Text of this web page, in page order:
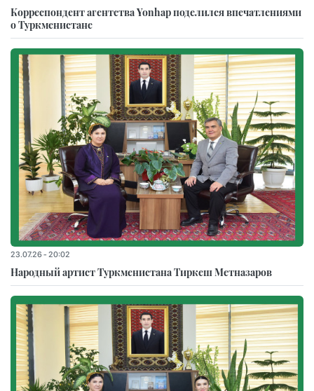
Корреспондент агентства Yonhap поделился впечатлениями
о Туркменистане
23.07.26 - 20:02
Народный артист Туркменистана Тиркеш Мeтназаров